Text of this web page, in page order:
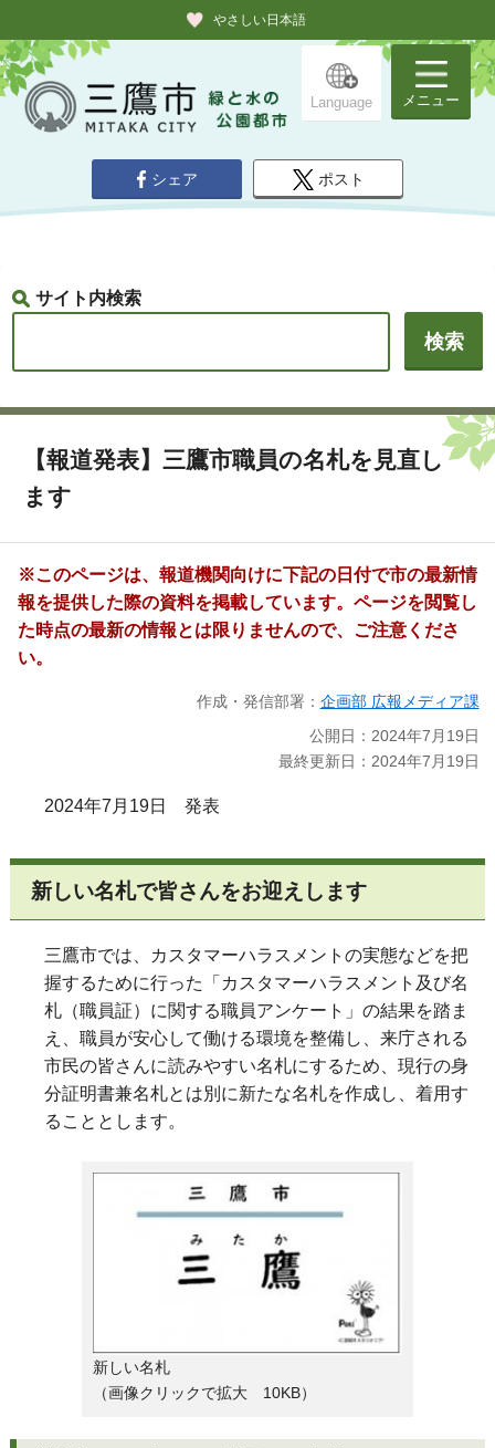
やさしい日本語
Language メニュー
シェア ポスト
サイト内検索
【報道発表】三鷹市職員の名札を見直し
ます
※このページは、報道機関向けに下記の日付で市の最新情
報を提供した際の資料を掲載しています。ページを閲覧し
た時点の最新の情報とは限りませんので、ご注意くださ
い。
作成・発信部署： 企画部 広報メディア課
公開日：2024年7月19日
最終更新日：2024年7月19日
2024年7月19日 発表
新しい名札で皆さんをお迎えします
三鷹市では、カスタマーハラスメントの実態などを把
握するために行った「カスタマーハラスメント及び名
札（職員証）に関する職員アンケート」の結果を踏ま
え、職員が安心して働ける環境を整備し、来庁される
市民の皆さんに読みやすい名札にするため、現行の身
分証明書兼名札とは別に新たな名札を作成し、着用す
ることとします。
新しい名札
（画像クリックで拡大 10KB）